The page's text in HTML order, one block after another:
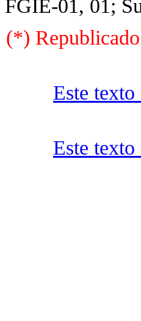
FGIE-01, 01;
(*)
Este
Este